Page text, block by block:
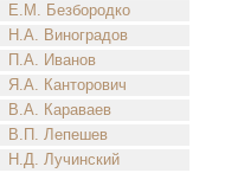
Е.М. Безбородко
Н.А. Виноградов
П.А. Иванов
Я.А. Канторович
В.А. Караваев
В.П. Лепешев
Н.Д. Лучинский